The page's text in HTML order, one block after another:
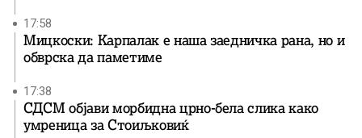
17:58
Мицкоски: Карпалак е наша заедничка рана, но и
обврска да паметиме
17:38
СДСМ објави морбидна црно-бела слика како
умреница за Стоиљковиќ